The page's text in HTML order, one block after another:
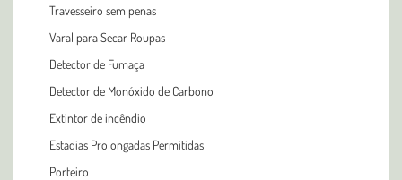
Travesseiro sem penas
Varal para Secar Roupas
Detector de Fumaça
Detector de Monóxido de Carbono
Extintor de incêndio
Estadias Prolongadas Permitidas
Porteiro